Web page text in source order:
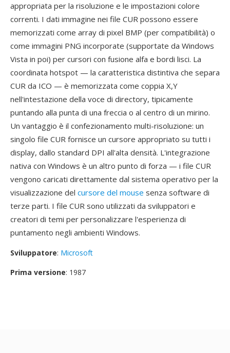
appropriata per la risoluzione e le impostazioni colore
correnti. I dati immagine nei file CUR possono essere
memorizzati come array di pixel BMP (per compatibilità) o
come immagini PNG incorporate (supportate da Windows
Vista in poi) per cursori con fusione alfa e bordi lisci. La
coordinata hotspot — la caratteristica distintiva che separa
CUR da ICO — è memorizzata come coppia X,Y
nell'intestazione della voce di directory, tipicamente
puntando alla punta di una freccia o al centro di un mirino.
Un vantaggio è il confezionamento multi-risoluzione: un
singolo file CUR fornisce un cursore appropriato su tutti i
display, dallo standard DPI all'alta densità. L'integrazione
nativa con Windows è un altro punto di forza — i file CUR
vengono caricati direttamente dal sistema operativo per la
visualizzazione del cursore del mouse senza software di
terze parti. I file CUR sono utilizzati da sviluppatori e
creatori di temi per personalizzare l'esperienza di
puntamento negli ambienti Windows.
Sviluppatore: Microsoft
Prima versione: 1987